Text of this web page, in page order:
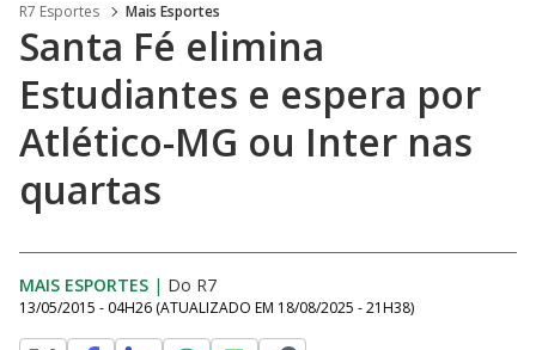
R7 Esportes Mais Esportes
Santa Fé elimina
Estudiantes e espera por
Atlético-MG ou Inter nas
quartas
MAIS ESPORTES | Do R7
13/05/2015 - 04H26 (ATUALIZADO EM 18/08/2025 - 21H38)